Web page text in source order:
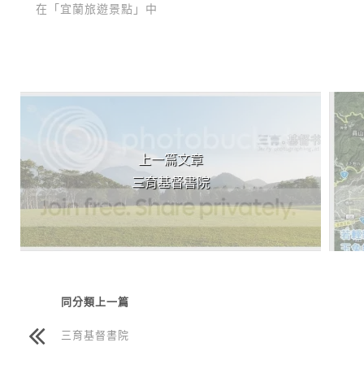
在「宜蘭旅遊景點」中
上一篇文章
三育基督書院
同分類上一篇
三育基督書院